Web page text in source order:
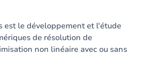
est le développement et l'étude
de résolution de
non linéaire avec ou sans